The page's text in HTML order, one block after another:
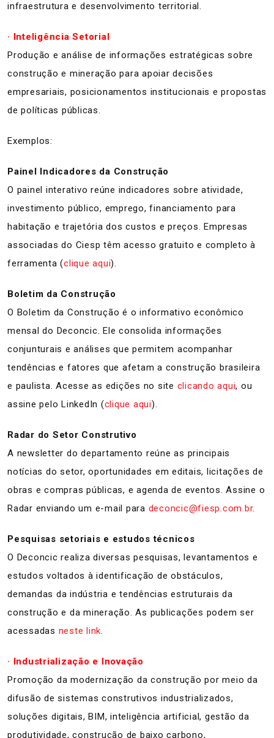
infraestrutura e desenvolvimento territorial.
· Inteligência Setorial
Produção e análise de informações estratégicas sobre
construção e mineração para apoiar decisões
empresariais, posicionamentos institucionais e propostas
de políticas públicas.
Exemplos:
Painel Indicadores da Construção
O painel interativo reúne indicadores sobre atividade,
investimento público, emprego, financiamento para
habitação e trajetória dos custos e preços. Empresas
associadas do Ciesp têm acesso gratuito e completo à
ferramenta (clique aqui).
Boletim da Construção
O Boletim da Construção é o informativo econômico
mensal do Deconcic. Ele consolida informações
conjunturais e análises que permitem acompanhar
tendências e fatores que afetam a construção brasileira
e paulista. Acesse as edições no site clicando aqui, ou
assine pelo LinkedIn (clique aqui).
Radar do Setor Construtivo
A newsletter do departamento reúne as principais
notícias do setor, oportunidades em editais, licitações de
obras e compras públicas, e agenda de eventos. Assine o
Radar enviando um e-mail para deconcic@fiesp.com.br.
Pesquisas setoriais e estudos técnicos
O Deconcic realiza diversas pesquisas, levantamentos e
estudos voltados à identificação de obstáculos,
demandas da indústria e tendências estruturais da
construção e da mineração. As publicações podem ser
acessadas neste link.
· Industrialização e Inovação
Promoção da modernização da construção por meio da
difusão de sistemas construtivos industrializados,
soluções digitais, BIM, inteligência artificial, gestão da
produtividade, construção de baixo carbono,